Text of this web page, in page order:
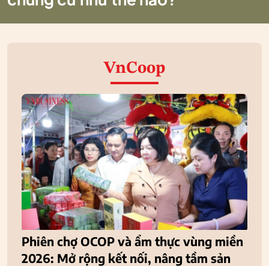
VnCoop
Phiên chợ OCOP và ẩm thực vùng miền
2026: Mở rộng kết nối, nâng tầm sản